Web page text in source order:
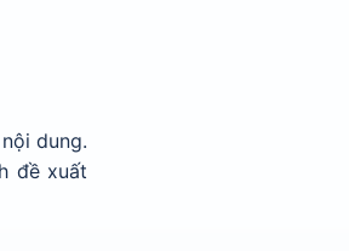
dung.
đề xuất